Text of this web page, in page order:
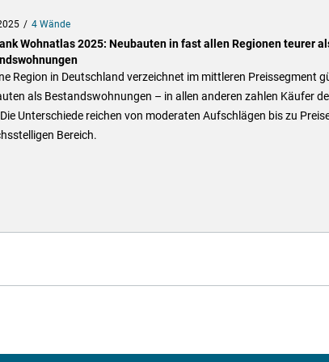
4 Wände
Wohnatlas 2025: Neubauten in fast allen Regionen teurer
Region in Deutschland verzeichnet im mittleren Preissegment
als Bestandswohnungen – in allen anderen zahlen Käufer
Unterschiede reichen von moderaten Aufschlägen bis zu
Bereich.